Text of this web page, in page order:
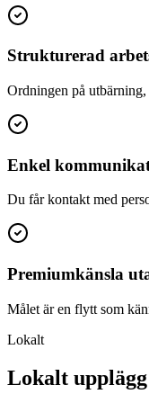
Strukturerad
Ordningen på
Enkel
Du får kontakt med
Premiumkänsla
Målet är en flytt som
Lokalt
Lokalt